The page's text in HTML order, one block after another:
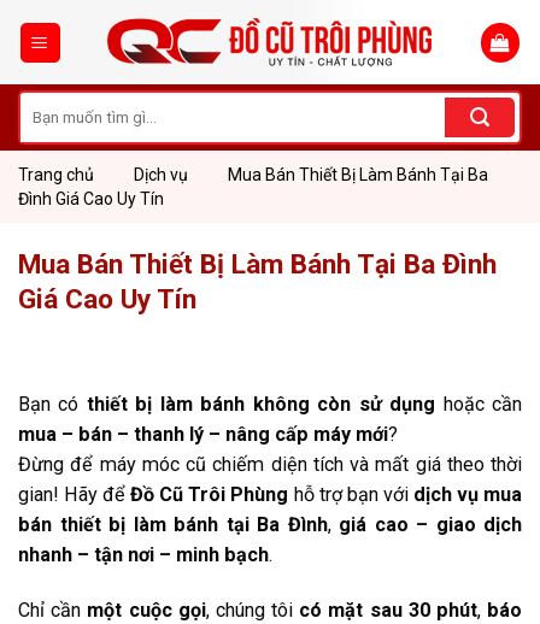
kiếm:
Trang chủ Dịch vụ
Mua Bán Thiết Bị Làm Bánh Tại Ba
Đình Giá Cao Uy Tín
Mua Bán Thiết Bị Làm Bánh Tại Ba Đình
Giá Cao Uy Tín
Bạn có thiết bị làm bánh không còn sử dụng hoặc cần
mua – bán – thanh lý – nâng cấp máy mới?
Đừng để máy móc cũ chiếm diện tích và mất giá theo thời
gian! Hãy đểĐồ Cũ Trôi Phùng hỗ trợ bạn với dịch vụ mua
bán thiết bị làm bánh tại Ba Đình, giá cao – giao dịch
nhanh – tận nơi – minh bạch.
Chỉ cần một cuộc gọi, chúng tôi có mặt sau 30 phút, báo